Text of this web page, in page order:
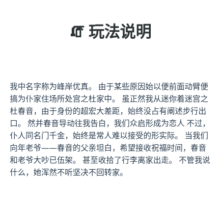
🧯 玩法说明
我中名字称为峰岸优真。 由于某些原因始以便前面动臂便
搞为仆家住场所处宫之杜家中。 虽正然我从迷你着迷宫之
杜春音，由于身份的超宏大差距，始终没占有阐述步行出
口。 然并春音导动往我告白，我们众启形成为恋人 不过，
仆人同名门千金，始终是常人难以接受的形实际。 当我们
向年老爷——春音的父亲坦白，希望接收祝福时间，春音
和老爷大吵已伍架。 甚至收拾了行李离家出走。 不管我说
什么，她浑然不听坚决不回转家。